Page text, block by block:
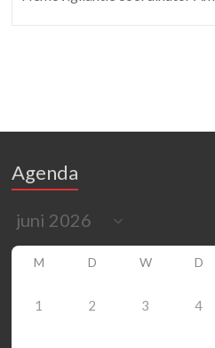
Agenda
M D W D
1 2 3 4